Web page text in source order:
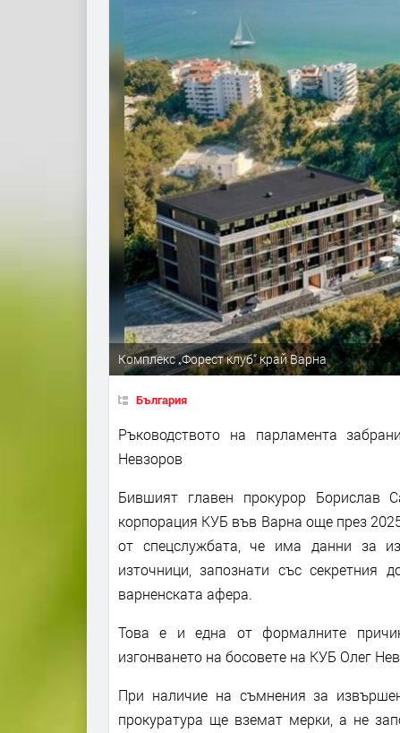
Комплекс „Форест клуб“ край Варна
България
Ръководството на парламента
Невзоров
Бившият главен прокурор
корпорация КУБ във Варна още през
от спецслужбата, че има данни за
източници, запознати със секретния
варненската афера.
Това е и една от формалните
изгонването на босовете на КУБ Олег
При наличие на съмнения за
прокуратура ще вземат мерки, а не